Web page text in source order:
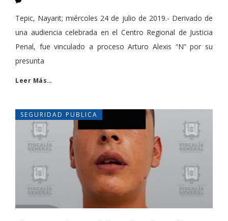
Tepic, Nayarit; miércoles 24 de julio de 2019.- Derivado de
una audiencia celebrada en el Centro Regional de Justicia
Penal, fue vinculado a proceso Arturo Alexis “N” por su
presunta
Leer Más…
SEGURIDAD PUBLICA